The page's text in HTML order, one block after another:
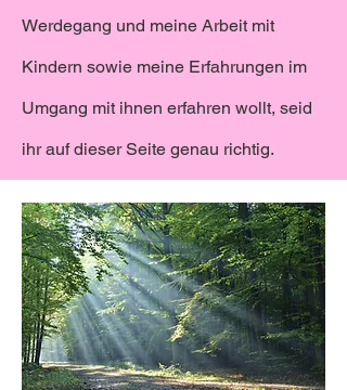
Werdegang und meine Arbeit mit
Kindern sowie meine Erfahrungen im
Umgang mit ihnen erfahren wollt, seid
ihr auf dieser Seite genau richtig.